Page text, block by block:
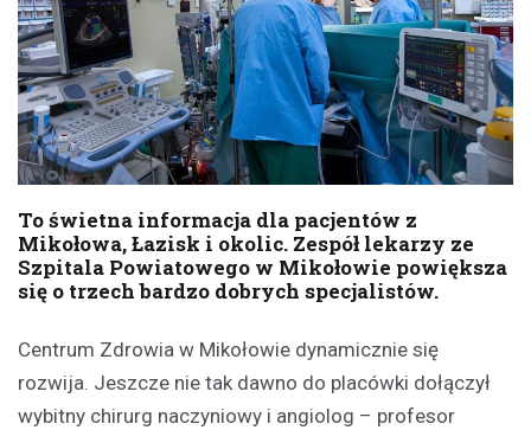
To świetna informacja dla pacjentów z
Mikołowa, Łazisk i okolic. Zespół lekarzy ze
Szpitala Powiatowego w Mikołowie powiększa
się o trzech bardzo dobrych specjalistów.
Centrum Zdrowia w Mikołowie dynamicznie się
rozwija. Jeszcze nie tak dawno do placówki dołączył
wybitny chirurg naczyniowy i angiolog – profesor